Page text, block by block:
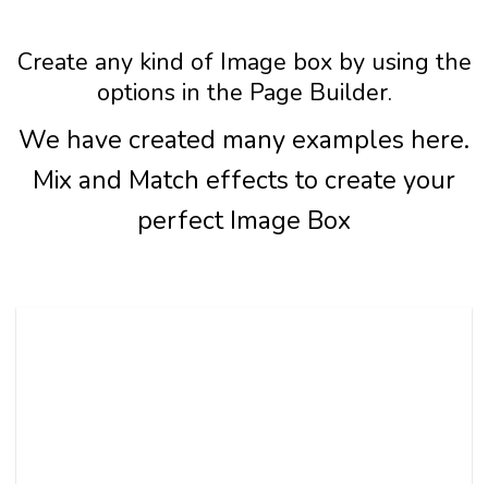
Create any kind of Image box by using the
options in the Page Builder.
We have created many examples here.
Mix and Match effects to create your
perfect Image Box